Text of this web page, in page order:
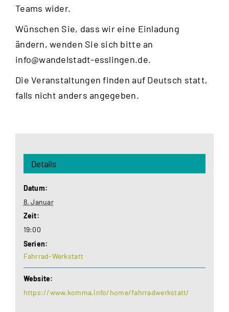
Teams wider.
Wünschen Sie, dass wir eine Einladung
ändern, wenden Sie sich bitte an
info@wandelstadt-esslingen.de.
Die Veranstaltungen finden auf Deutsch statt,
falls nicht anders angegeben.
Details
Datum:
8. Januar
Zeit:
19:00
Serien:
Fahrrad-Werkstatt
Website:
https://www.komma.info/home/fahrradwerkstatt/